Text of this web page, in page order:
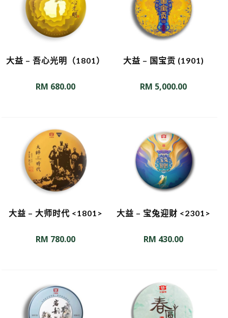
大益 – 吾心光明（1801）
RM 680.00
大益 – 国宝贡 (1901)
RM 5,000.00
大益 – 大师时代 <1801>
RM 780.00
大益 – 宝兔迎财 <2301>
RM 430.00